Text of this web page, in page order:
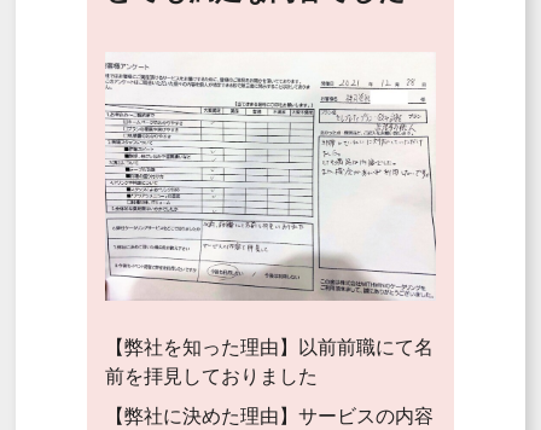
【弊社を知った理由】以前前職にて名
前を拝見しておりました
【弊社に決めた理由】サービスの内容